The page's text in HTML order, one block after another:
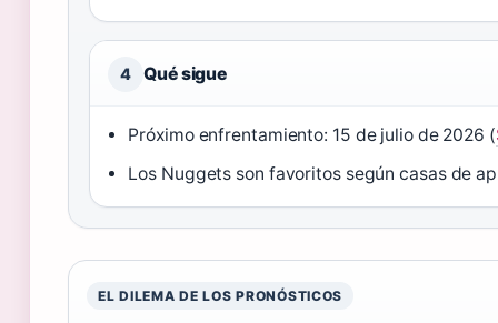
4 Qué sigue
Próximo enfrentamiento: 15 de julio de 2026 (
Los Nuggets son favoritos según casas de
EL DILEMA DE LOS PRONÓSTICOS